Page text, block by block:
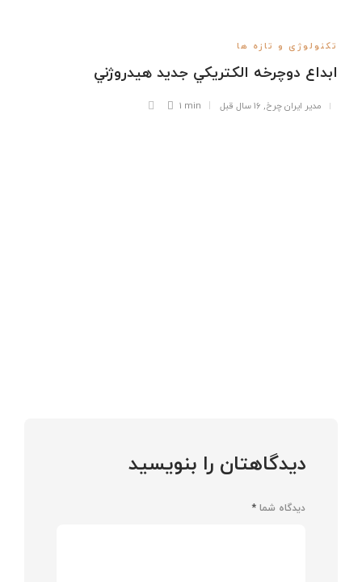
تکنولوژی و تازه ها
ابداع دوچرخه الكتريكي جديد هيدروژني
مدیر ایران چرخ, ۱۶ سال قبل 1 min
دیدگاهتان را بنویسید
دیدگاه شما *